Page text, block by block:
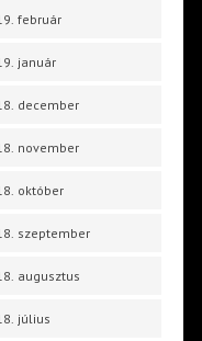
február
január
december
november
október
szeptember
augusztus
július